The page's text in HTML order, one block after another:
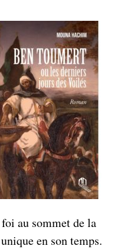
au sommet de la
en son temps.